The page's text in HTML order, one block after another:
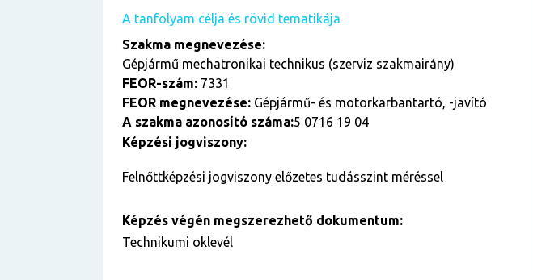
A tanfolyam célja és rövid tematikája
Szakma megnevezése:
Gépjármű mechatronikai technikus (szerviz szakmairány)
FEOR-szám: 7331
FEOR megnevezése: Gépjármű- és motorkarbantartó, -javító
A szakma azonosító száma:5 0716 19 04
Képzési jogviszony:
Felnőttképzési jogviszony előzetes tudásszint méréssel
Képzés végén megszerezhető dokumentum:
Technikumi oklevél